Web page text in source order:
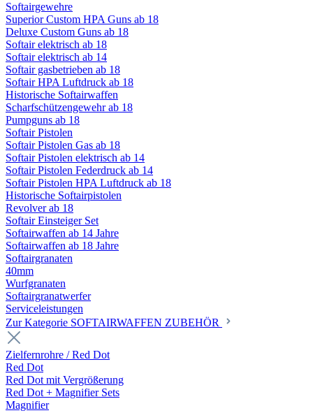
Softairgewehre
Superior Custom HPA Guns ab 18
Deluxe Custom Guns ab 18
Softair elektrisch ab 18
Softair elektrisch ab 14
Softair gasbetrieben ab 18
Softair HPA Luftdruck ab 18
Historische Softairwaffen
Scharfschützengewehr ab 18
Pumpguns ab 18
Softair Pistolen
Softair Pistolen Gas ab 18
Softair Pistolen elektrisch ab 14
Softair Pistolen Federdruck ab 14
Softair Pistolen HPA Luftdruck ab 18
Historische Softairpistolen
Revolver ab 18
Softair Einsteiger Set
Softairwaffen ab 14 Jahre
Softairwaffen ab 18 Jahre
Softairgranaten
40mm
Wurfgranaten
Softairgranatwerfer
Serviceleistungen
Zur Kategorie SOFTAIRWAFFEN ZUBEHÖR
Zielfernrohre / Red Dot
Red Dot
Red Dot mit Vergrößerung
Red Dot + Magnifier Sets
Magnifier